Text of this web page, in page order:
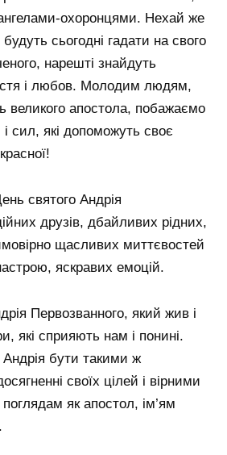
охоронцями. Нехай же
будуть сьогодні гадати на свого
нарешті знайдуть
і любов. Молодим людям,
великого апостола, побажаємо
і сил, які допоможуть своє
святого Андрія
друзів, дбайливих рідних,
щасливих миттєвостей
яскравих емоцій.
Первозванного, який жив і
які сприяють нам і понині.
бути такими ж
своїх цілей і вірними
як апостол, ім’ям